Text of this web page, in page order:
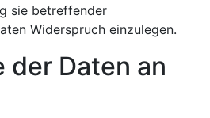
sie betreffender
Widerspruch einzulegen.
der Daten an